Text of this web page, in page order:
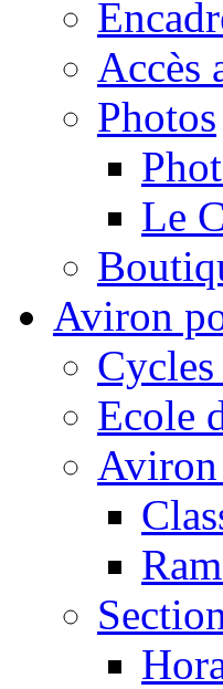
Accès
Photos
Le
Aviron
Ecole